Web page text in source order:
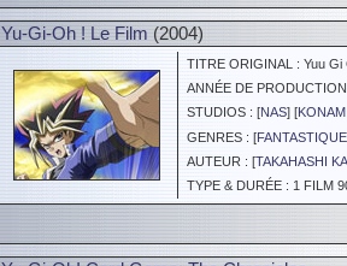
Yu-Gi-Oh ! Le Film (2004)
TITRE ORIGINAL : Yuu
ANNÉE DE
STUDIOS : [NAS] [
GENRES : [
AUTEUR : [TAKAHASHI
TYPE & DURÉE : 1 FILM